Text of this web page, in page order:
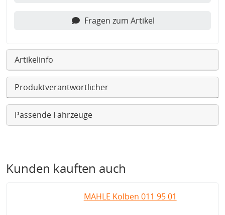
Fragen zum Artikel
Artikelinfo
Produktverantwortlicher
Passende Fahrzeuge
Kunden kauften auch
MAHLE Kolben 011 95 01